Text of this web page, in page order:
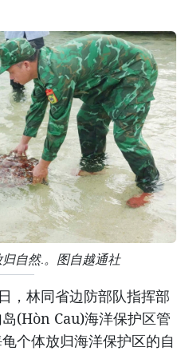
自然.。图自越通社
林同省边防部队指挥部
(Hòn Cau)海洋保护区管
个体放归海洋保护区的自